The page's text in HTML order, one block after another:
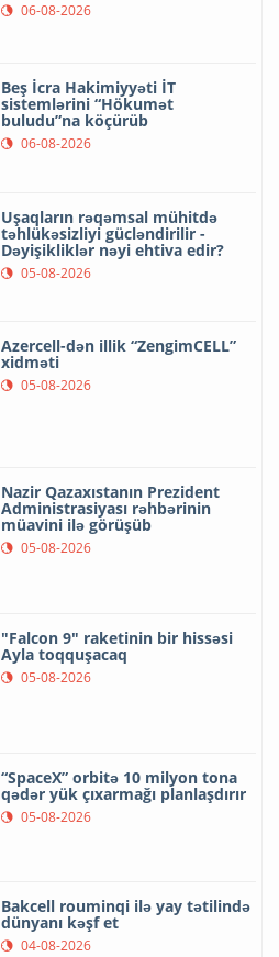
06-08-2026
Beş İcra Hakimiyyəti İT
sistemlərini “Hökumət
buludu”na köçürüb
06-08-2026
Uşaqların rəqəmsal mühitdə
təhlükəsizliyi gücləndirilir -
Dəyişikliklər nəyi ehtiva edir?
05-08-2026
Azercell-dən illik “ZengimCELL”
xidməti
05-08-2026
Nazir Qazaxıstanın Prezident
Administrasiyası rəhbərinin
müavini ilə görüşüb
05-08-2026
"Falcon 9" raketinin bir hissəsi
Ayla toqquşacaq
05-08-2026
“SpaceX” orbitə 10 milyon tona
qədər yük çıxarmağı planlaşdırır
05-08-2026
Bakcell rouminqi ilə yay tətilində
dünyanı kəşf et
04-08-2026